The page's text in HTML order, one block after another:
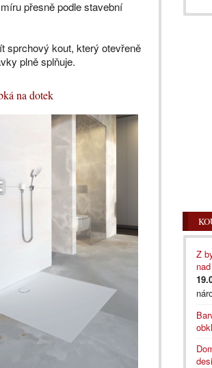
přesně podle stavební
sprchový kout, který otevřeně
plně splňuje.
na dotek
Z